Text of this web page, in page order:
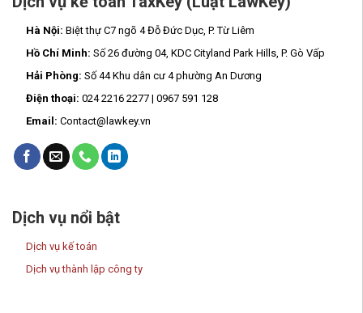
Dịch vụ kế toán TaxKey (Luật LawKey)
Hà Nội: Biệt thự C7 ngõ 4 Đỗ Đức Dục, P. Từ Liêm
Hồ Chí Minh: Số 26 đường 04, KDC Cityland Park Hills, P. Gò Vấp
Hải Phòng: Số 44 Khu dân cư 4 phường An Dương
Điện thoại: 024 2216 2277 | 0967 591 128
Email: Contact@lawkey.vn
Dịch vụ nổi bật
Dịch vụ kế toán
Dịch vụ thành lập công ty